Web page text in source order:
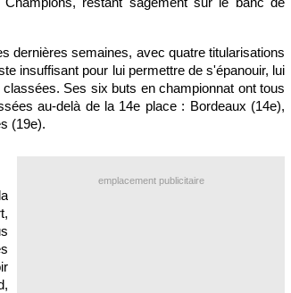
dernières semaines, avec quatre titularisations
insuffisant pour lui permettre de s'épanouir, lui
Ses six buts en championnat ont tous
au-delà de la 14e place : Bordeaux (14e),
(19e).
emplacement publicitaire